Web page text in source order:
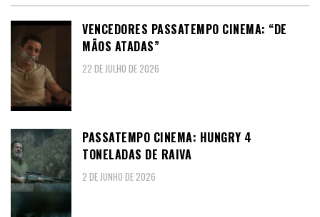
VENCEDORES PASSATEMPO CINEMA: “DE
MÃOS ATADAS”
22 DE JULHO DE 2026
PASSATEMPO CINEMA: HUNGRY 4
TONELADAS DE RAIVA
2 DE JUNHO DE 2026